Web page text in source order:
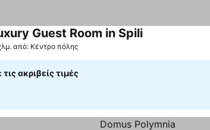
Guest Room in SpiliΕμφάνιση τιμών
από: Κέντρο πόλης
ακριβείς τιμές